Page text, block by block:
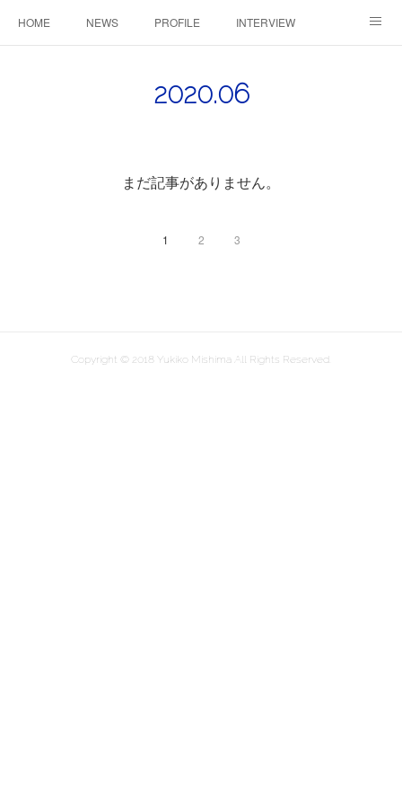
HOME NEWS PROFILE INTERVIEW
2020.06
まだ記事がありません。
1 2 3
Copyright © 2018 Yukiko Mishima All Rights Reserved.